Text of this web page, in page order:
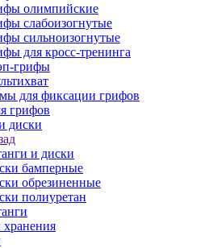
олимпийские
слабоизогнутые
сильноизогнутые
для кросс-тренинга
грифы
для фиксации грифов
грифов
диски
и диски
бамперные
обрезиненные
полиуретан